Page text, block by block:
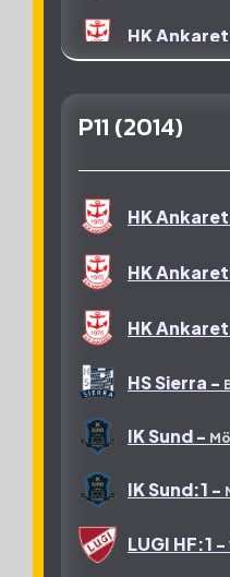
HK
LUGI HF:3 -
LUGI HF:4
P11 (2014)
HK
HK
HK
HS Sierra -
IK Sund -
IK Sund:1 -
LUGI HF:1 -